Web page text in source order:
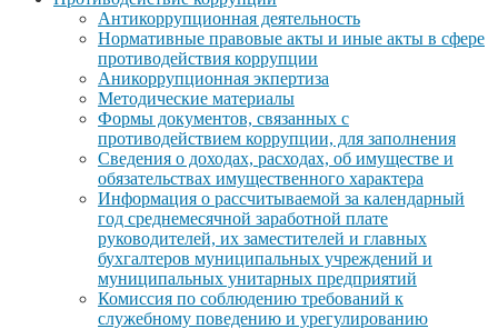
Антикоррупционная деятельность
Нормативные правовые акты и иные акты в сфере
противодействия коррупции
Аникоррупционная экпертиза
Методические материалы
Формы документов, связанных с
противодействием коррупции, для заполнения
Сведения о доходах, расходах, об имуществе и
обязательствах имущественного характера
Информация о рассчитываемой за календарный
год среднемесячной заработной плате
руководителей, их заместителей и главных
бухгалтеров муниципальных учреждений и
муниципальных унитарных предприятий
Комиссия по соблюдению требований к
служебному поведению и урегулированию